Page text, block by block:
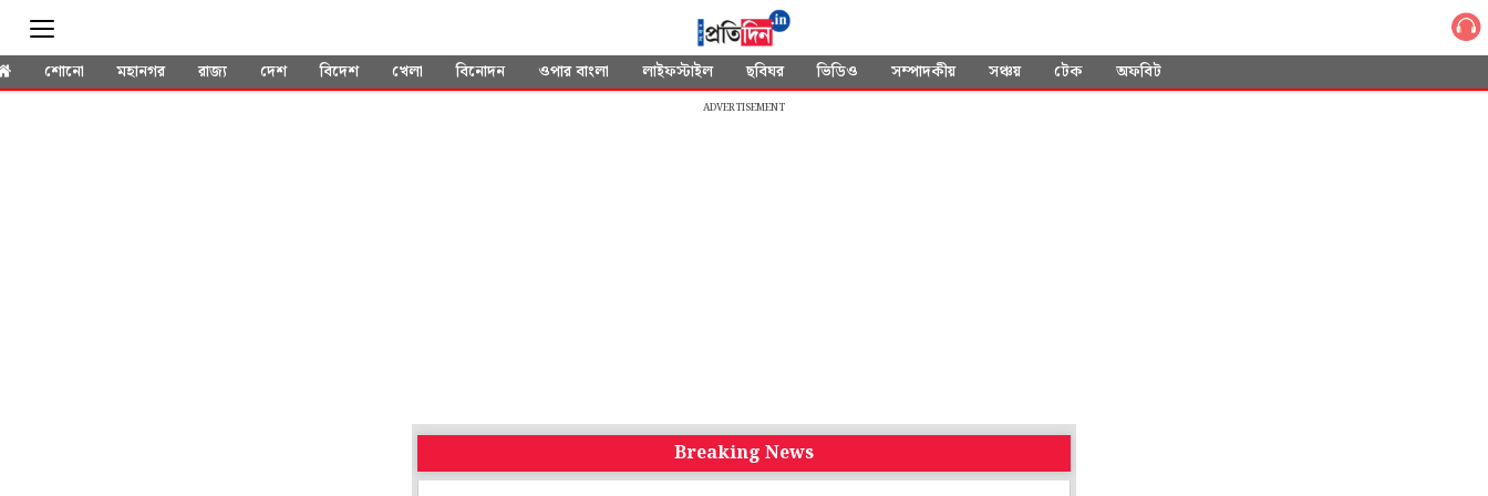
শোনো মহানগর রাজ্য দেশ বিদেশ খেলা বিনোদন ওপার বাংলা লাইফস্টাইল ছবিঘর ভিডিও সম্পাদকীয় সঞ্চয় টেক অফবিট
ADVERTISEMENT
Breaking News